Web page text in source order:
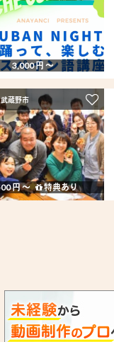
3,000 円 〜
蔵野市
円 〜 特典あり